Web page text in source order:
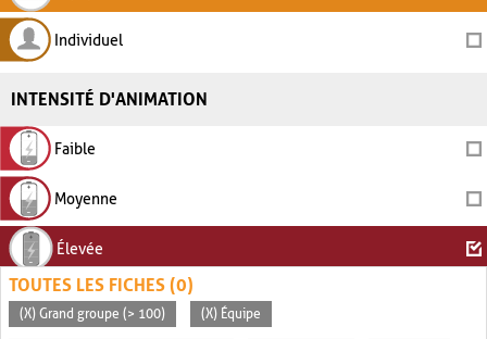
Individuel
INTENSITÉ D'ANIMATION
Faible
Moyenne
Élevée
TOUTES LES FICHES (0)
(X) Grand groupe (> 100) (X) Équipe